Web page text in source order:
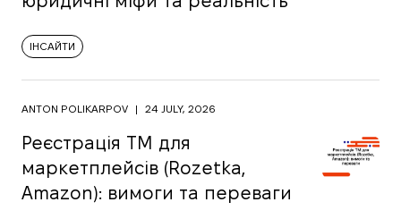
ІНСАЙТИ
ANTON POLIKARPOV | 24 JULY, 2026
Реєстрація ТМ для
маркетплейсів (Rozetka,
Amazon): вимоги та переваги